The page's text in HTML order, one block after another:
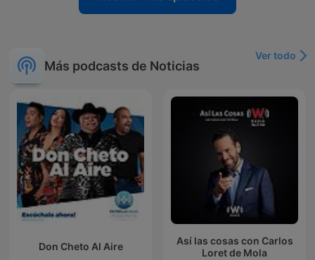
Más podcasts de Noticias
Ver todo
Don Cheto Al Aire
Así las cosas con Carlos
Loret de Mola